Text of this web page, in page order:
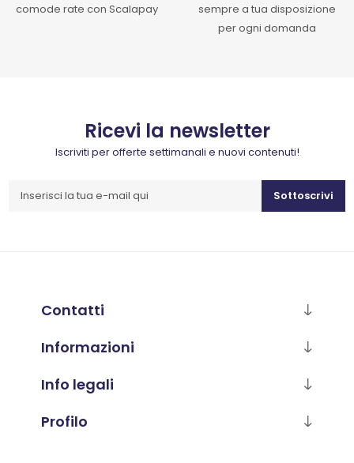
comode rate con Scalapay
sempre a tua disposizione
per ogni domanda
Ricevi la newsletter
Iscriviti per offerte settimanali e nuovi contenuti!
Sottoscrivi
Contatti
Informazioni
Info legali
Profilo